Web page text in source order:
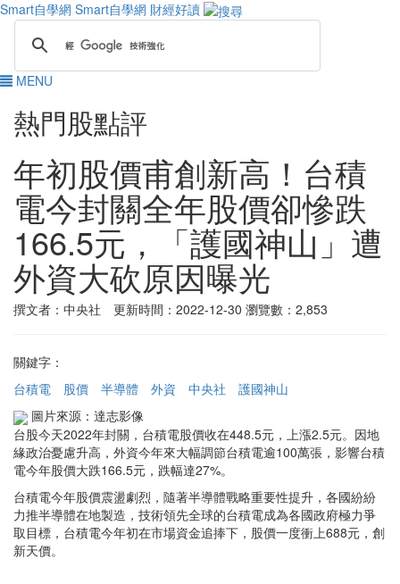
Smart自學網 Smart自學網 財經好讀
MENU
熱門股點評
年初股價甫創新高！台積
電今封關全年股價卻慘跌
166.5元，「護國神山」遭
外資大砍原因曝光
撰文者：中央社 更新時間：2022-12-30 瀏覽數：2,853
關鍵字：
台積電
股價 半導體 外資 中央社
護國神山
圖片來源：達志影像
台股今天2022年封關，台積電股價收在448.5元，上漲2.5元。因地
緣政治憂慮升高，外資今年來大幅調節台積電逾100萬張，影響台積
電今年股價大跌166.5元，跌幅達27%。
台積電今年股價震盪劇烈，隨著半導體戰略重要性提升，各國紛紛
力推半導體在地製造，技術領先全球的台積電成為各國政府極力爭
取目標，台積電今年初在市場資金追捧下，股價一度衝上688元，創
新天價。